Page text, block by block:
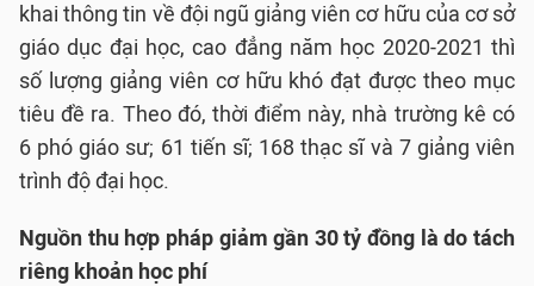
khai thông tin về đội ngũ giảng viên cơ hữu của cơ sở
giáo dục đại học, cao đẳng năm học 2020-2021 thì
số lượng giảng viên cơ hữu khó đạt được theo mục
tiêu đề ra. Theo đó, thời điểm này, nhà trường kê có
6 phó giáo sư; 61 tiến sĩ; 168 thạc sĩ và 7 giảng viên
trình độ đại học.
Nguồn thu hợp pháp giảm gần 30 tỷ đồng là do tách
riêng khoản học phí